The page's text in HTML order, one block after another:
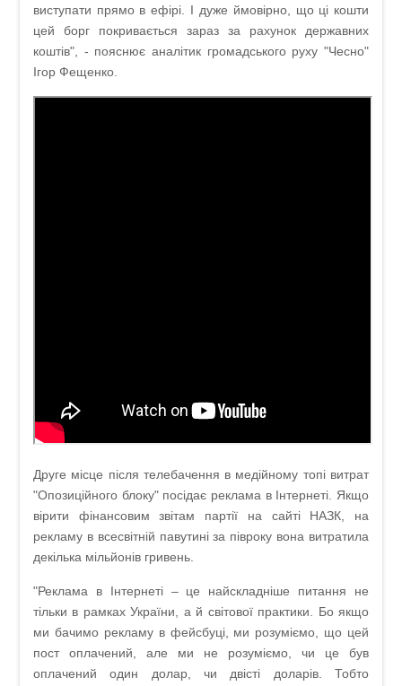
виступати прямо в ефірі. І дуже ймовірно, що ці кошти
цей борг покривається зараз за рахунок державних
коштів", - пояснює аналітик громадського руху "Чесно"
Ігор Фещенко.
Друге місце після телебачення в медійному топі витрат
"Опозиційного блоку" посідає реклама в Інтернеті. Якщо
вірити фінансовим звітам партії на сайті НАЗК, на
рекламу в всесвітній павутині за півроку вона витратила
декілька мільйонів гривень.
"Реклама в Інтернеті – це найскладніше питання не
тільки в рамках України, а й світової практики. Бо якщо
ми бачимо рекламу в фейсбуці, ми розуміємо, що цей
пост оплачений, але ми не розуміємо, чи це був
оплачений один долар, чи двісті доларів. Тобто